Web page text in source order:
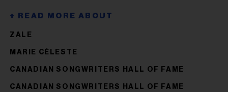
ZALE
MARIE CÉLESTE
CANADIAN SONGWRITERS HALL OF FAME
CANADIAN SONGWRITERS HALL OF FAME